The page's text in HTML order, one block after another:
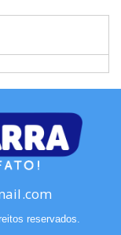
reservados.